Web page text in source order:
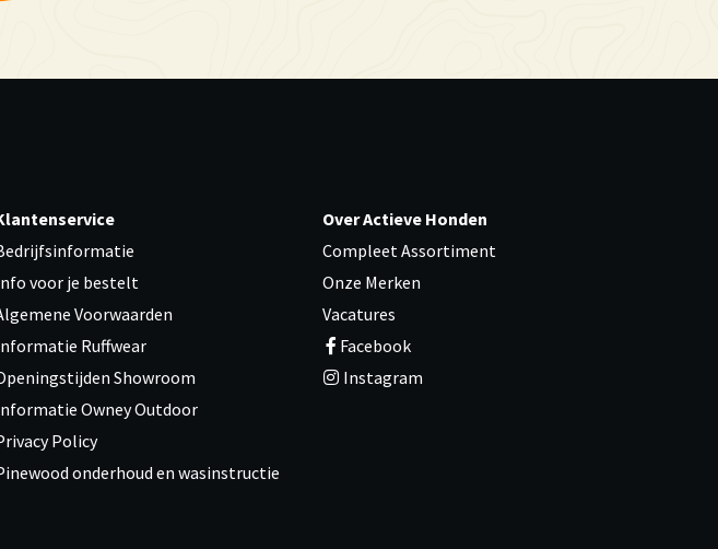
voor je bestelt
Voorwaarden
Ruffwear
Showroom
Owney Outdoor
Policy
onderhoud en wasinstructie
Over Actieve Honden
Compleet Assortiment
Onze Merken
Vacatures
Facebook
Instagram